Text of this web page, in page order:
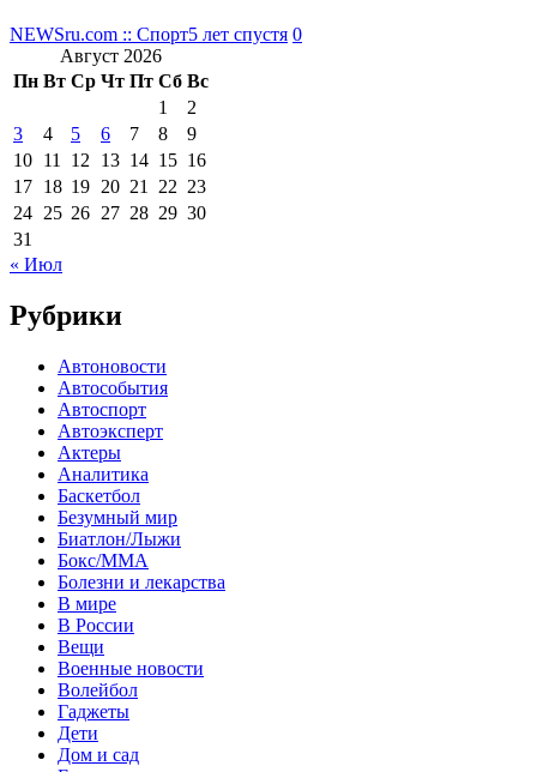
NEWSru.com :: Спорт5 лет спустя 0
Август 2026
Пн Вт Ср Чт Пт Сб Вс
1
2
3
4 5 6 7 8
9
10 11 12 13 14 15 16
17 18 19 20 21 22 23
24 25 26 27 28 29 30
31
« Июл
Рубрики
Автоновости
Автособытия
Автоспорт
Автоэксперт
Актеры
Аналитика
Баскетбол
Безумный мир
Биатлон/Лыжи
Бокс/MMA
Болезни и лекарства
В мире
В России
Вещи
Военные новости
Волейбол
Гаджеты
Дети
Дом и сад